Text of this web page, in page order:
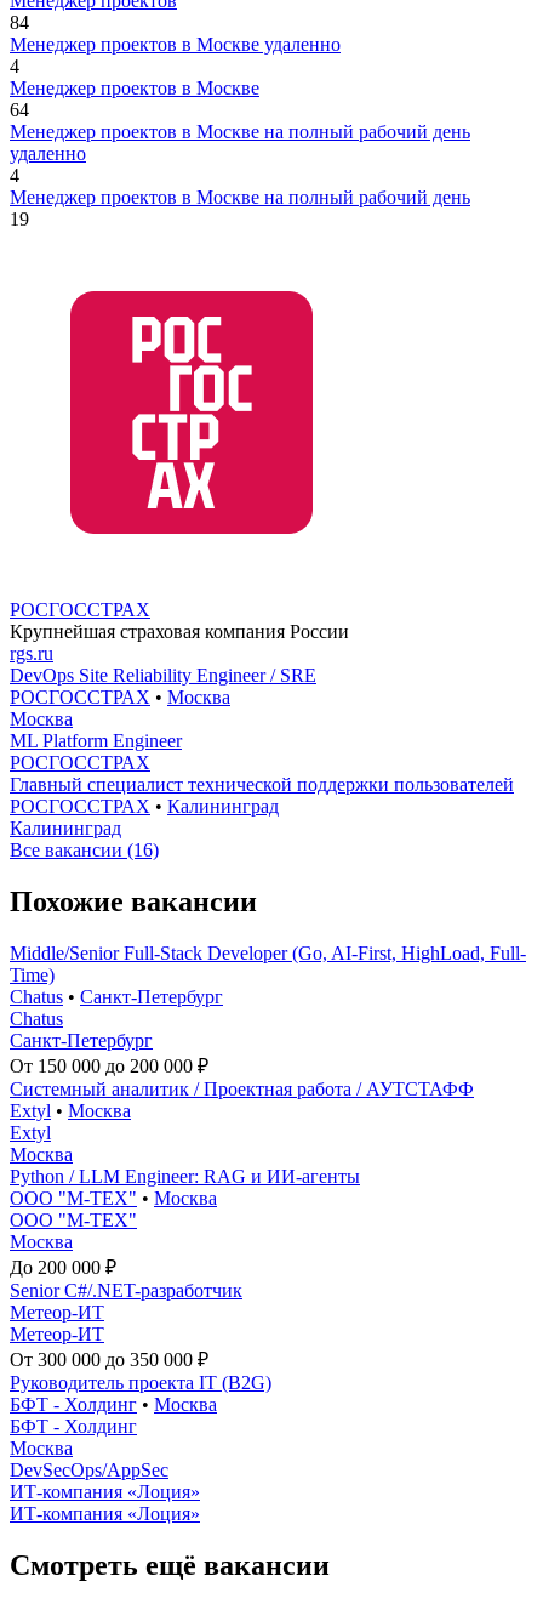
84
Менеджер проектов в Москве удаленно
4
Менеджер проектов в Москве
64
Менеджер проектов в Москве на полный рабочий день
удаленно
4
Менеджер проектов в Москве на полный рабочий день
19
РОСГОССТРАХ
Крупнейшая страховая компания России
rgs.ru
DevOps Site Reliability Engineer / SRE
РОСГОССТРАХ • Москва
Москва
ML Platform Engineer
РОСГОССТРАХ
Главный специалист технической поддержки пользователей
РОСГОССТРАХ • Калининград
Калининград
Все вакансии (16)
Похожие вакансии
Middle/Senior Full-Stack Developer (Go, AI-First, HighLoad, Full-
Time)
Chatus • Санкт-Петербург
Chatus
Санкт-Петербург
От 150 000 до 200 000 ₽
Системный аналитик / Проектная работа / АУТСТАФФ
Extyl • Москва
Extyl
Москва
Python / LLM Engineer: RAG и ИИ-агенты
ООО "М-ТЕХ" • Москва
ООО "М-ТЕХ"
Москва
До 200 000 ₽
Senior C#/.NET-разработчик
Метеор-ИТ
Метеор-ИТ
От 300 000 до 350 000 ₽
Руководитель проекта IT (B2G)
БФТ - Холдинг • Москва
БФТ - Холдинг
Москва
DevSecOps/AppSec
ИТ-компания «Лоция»
ИТ-компания «Лоция»
Смотреть ещё вакансии